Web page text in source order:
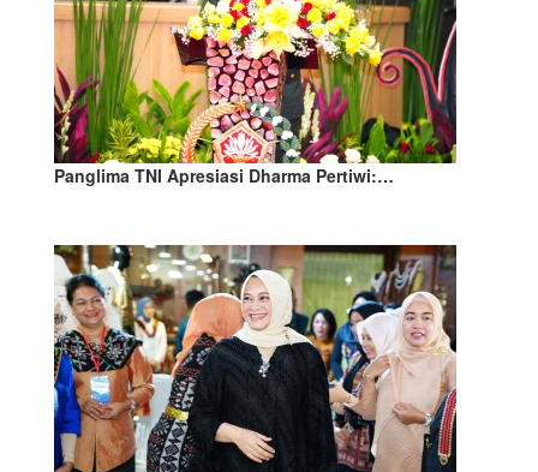
Panglima TNI Apresiasi Dharma Pertiwi:…